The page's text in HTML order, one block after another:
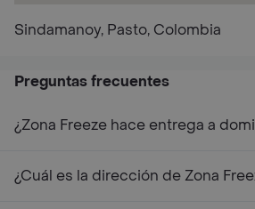
Sindamanoy, Pasto, Colombia
Preguntas frecuentes
¿Zona Freeze hace entrega a
¿Cuál es la dirección de Zona